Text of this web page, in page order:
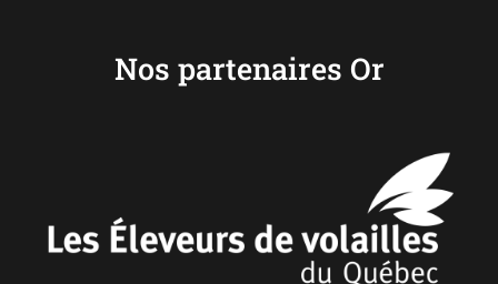
Nos partenaires Or